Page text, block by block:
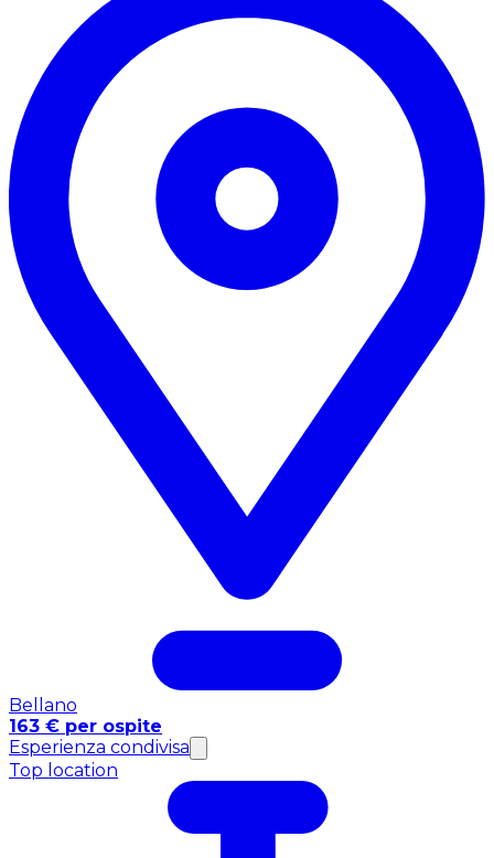
Bellano
163 € per ospite
Esperienza condivisa
Top location